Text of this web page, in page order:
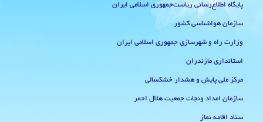
پایگاه اطلاع‌رسانی ریاست‌جمهوری اسلامی ایران
سازمان هواشناسی کشور
وزارت راه و شهرسازی جمهوری اسلامی ایران
استانداری مازندران
مرکز ملی پایش و هشدار خشکسالی
سازمان امداد ونجات جمعیت هلال احمر
ستاد اقامه نماز